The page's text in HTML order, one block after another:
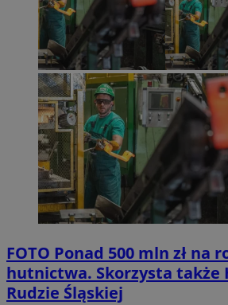
FOTO Ponad 500 mln zł na
hutnictwa. Skorzysta także
Rudzie Śląskiej